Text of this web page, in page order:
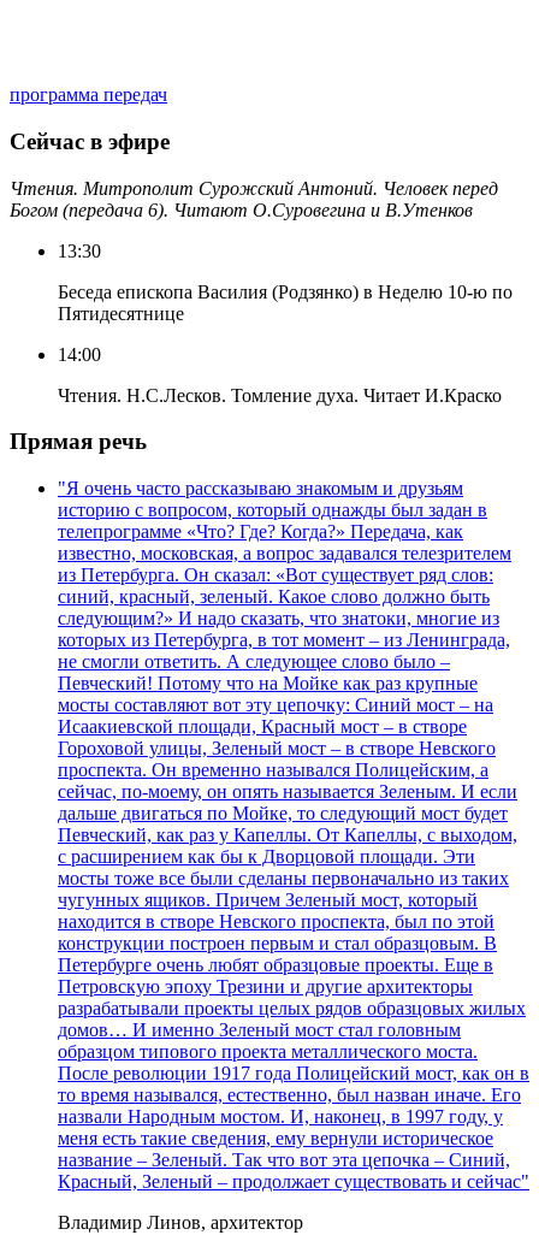
программа передач
Сейчас в эфире
Чтения. Митрополит Сурожский Антоний. Человек перед
Богом (передача 6). Читают О.Суровегина и В.Утенков
13:30
Беседа епископа Василия (Родзянко) в Неделю 10-ю по
Пятидесятнице
14:00
Чтения. Н.С.Лесков. Томление духа. Читает И.Краско
Прямая речь
"Я очень часто рассказываю знакомым и друзьям
историю с вопросом, который однажды был задан в
телепрограмме «Что? Где? Когда?» Передача, как
известно, московская, а вопрос задавался телезрителем
из Петербурга. Он сказал: «Вот существует ряд слов:
синий, красный, зеленый. Какое слово должно быть
следующим?» И надо сказать, что знатоки, многие из
которых из Петербурга, в тот момент – из Ленинграда,
не смогли ответить. А следующее слово было –
Певческий! Потому что на Мойке как раз крупные
мосты составляют вот эту цепочку: Синий мост – на
Исаакиевской площади, Красный мост – в створе
Гороховой улицы, Зеленый мост – в створе Невского
проспекта. Он временно назывался Полицейским, а
сейчас, по-моему, он опять называется Зеленым. И если
дальше двигаться по Мойке, то следующий мост будет
Певческий, как раз у Капеллы. От Капеллы, с выходом,
с расширением как бы к Дворцовой площади. Эти
мосты тоже все были сделаны первоначально из таких
чугунных ящиков. Причем Зеленый мост, который
находится в створе Невского проспекта, был по этой
конструкции построен первым и стал образцовым. В
Петербурге очень любят образцовые проекты. Еще в
Петровскую эпоху Трезини и другие архитекторы
разрабатывали проекты целых рядов образцовых жилых
домов… И именно Зеленый мост стал головным
образцом типового проекта металлического моста.
После революции 1917 года Полицейский мост, как он в
то время назывался, естественно, был назван иначе. Его
назвали Народным мостом. И, наконец, в 1997 году, у
меня есть такие сведения, ему вернули историческое
название – Зеленый. Так что вот эта цепочка – Синий,
Красный, Зеленый – продолжает существовать и сейчас"
Владимир Линов, архитектор